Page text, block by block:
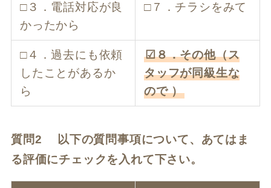
□３．電話対応が良
かったから
□７．チラシをみて
□４．過去にも依頼
したことがあるか
ら
☑８．その他（ス
タッフが同級生な
ので ）
質問2 以下の質問事項について、あてはま
る評価にチェックを入れて下さい。